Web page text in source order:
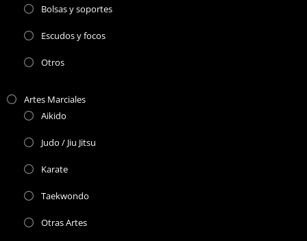
Bolsas y soportes
Escudos y focos
Otros
Artes Marciales
Aikido
Judo / Jiu Jitsu
Karate
Taekwondo
Otras Artes